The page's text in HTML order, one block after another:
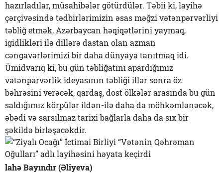
hazırladılar, müsahibələr götürdülər. Təbii ki, layihə
çərçivəsində tədbirlərimizin əsas məğzi vətənpərvərliyi
təbliğ etmək, Azərbaycan həqiqətlərini yaymaq,
igidlikləri ilə dillərə dastan olan azman
cəngavərlərimizi bir daha dünyaya tanıtmaq idi.
Ümidvarıq ki, bu gün təbliğatını apardığımız
vətənpərvərlik ideyasının təbliği illər sonra öz
bəhrəsini verəcək, qardaş, dost ölkələr arasında bu gün
saldığımız körpülər ildən-ilə daha da möhkəmlənəcək,
əbədi və sarsılmaz tarixi bağlarla daha da sıx bir
şəkildə birləşəcəkdir.
lahə Bayındır (Əliyeva)